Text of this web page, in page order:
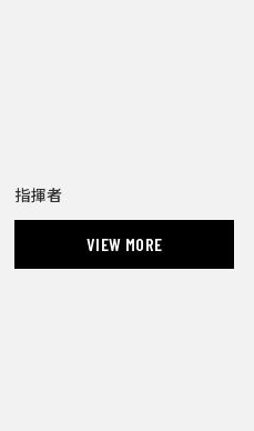
指揮者
VIEW MORE